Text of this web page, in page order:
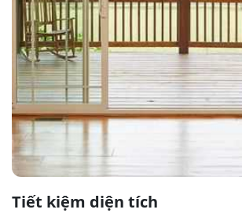
Tiết kiệm diện tích